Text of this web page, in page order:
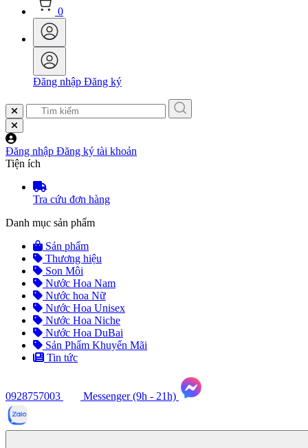
0
Đăng nhập Đăng ký
Đăng nhập Đăng ký tài khoản
Tiện ích
Tra cứu đơn hàng
Danh mục sản phẩm
Sản phẩm
Thương hiệu
Son Môi
Nước Hoa Nam
Nước hoa Nữ
Nước Hoa Unisex
Nước Hoa Niche
Nước Hoa DuBai
Sản Phẩm Khuyến Mãi
Tin tức
0928757003
Messenger (9h - 21h)
Tư
vấn
ngay